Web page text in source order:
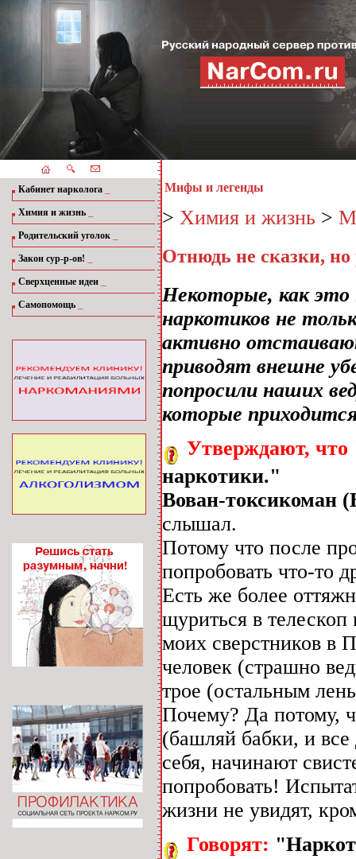
Кабинет нарколога
Химия и жизнь
Родительский уголок
Закон сур-р-ов!
Сверхценные идеи
Самопомощь
Мифы и легенды
> Химия и жизнь >
Отнюдь не сказки, но
Некоторые, как
наркотиков не
активно
приводят внешне
попросили наших
которые
Утверждают, что
наркотики."
Вован-токсикоман
слышал.
Потому что после
попробовать что-то
Есть же более
щуриться в
моих сверстников в
человек (страшно
трое (остальным
Почему? Да потому,
(башляй бабки, и все
себя, начинают
попробовать!
жизни не увидят,
Говорят: